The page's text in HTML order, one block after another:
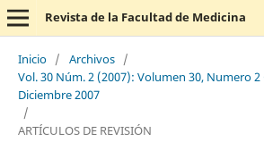
Revista de la Facultad de Medicina
Inicio / Archivos /
Vol. 30 Núm. 2 (2007): Volumen 30, Numero 2
Diciembre 2007
/
ARTÍCULOS DE REVISIÓN